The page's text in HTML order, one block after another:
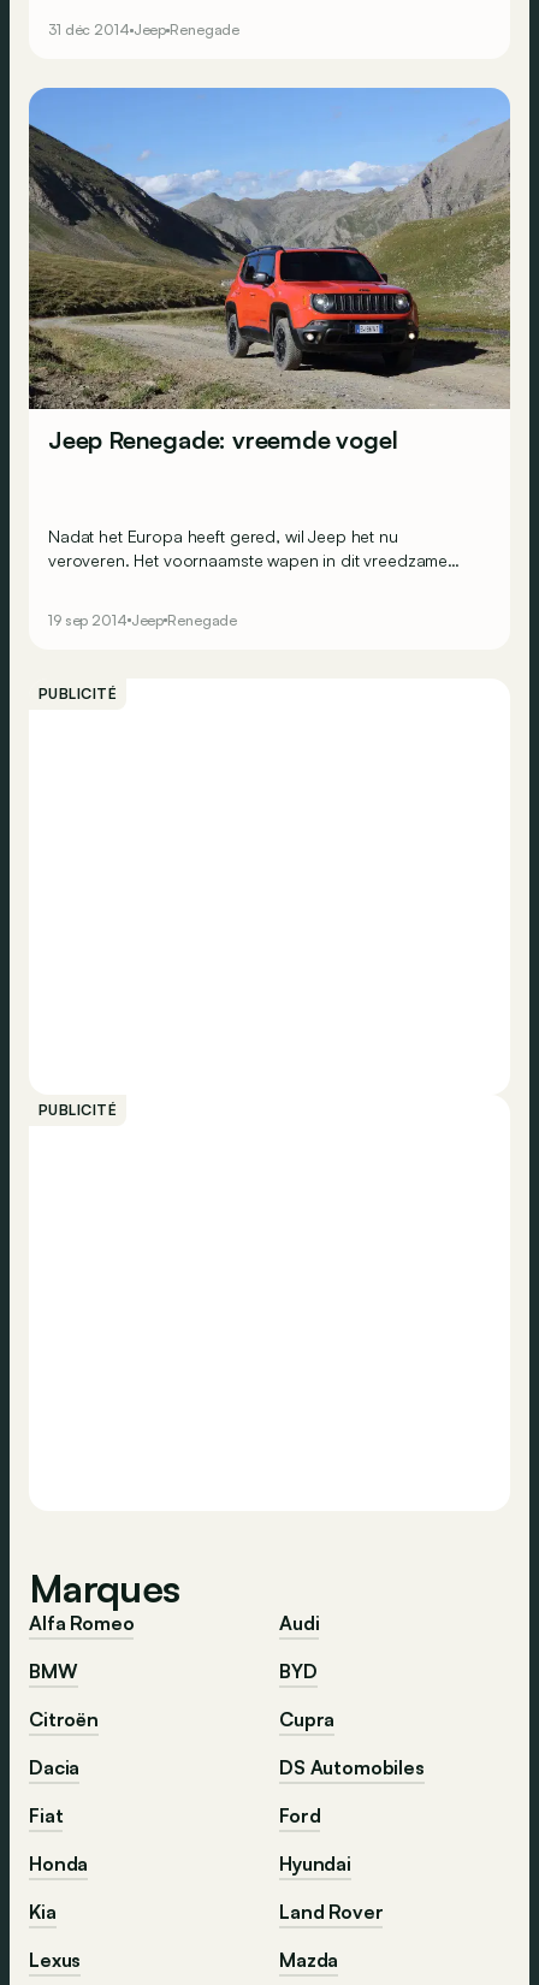
gesigneerd door de leden van de Britse rockgroep The
Ronnie Wood en Charlie Watts.
31 déc 2014 Jeep Renegade
Jeep Renegade: vreemde vogel
Nadat het Europa heeft gered, wil Jeep het nu
veroveren. Het voornaamste wapen in dit vreedzame
maar realistisch.
19 sep 2014 Jeep Renegade
PUBLICITÉ
PUBLICITÉ
Marques
Alfa Romeo
Audi
BMW
BYD
Citroën
Cupra
Dacia
DS Automobiles
Fiat
Ford
Honda
Hyundai
Kia
Land Rover
Lexus
Mazda